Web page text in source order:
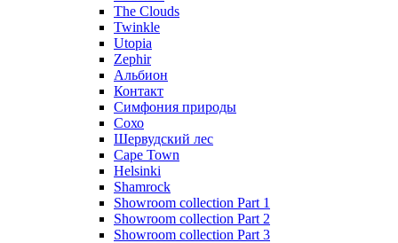
The Clouds
Twinkle
Utopia
Zephir
Альбион
Контакт
Симфония природы
Сохо
Шервудский лес
Cape Town
Helsinki
Shamrock
Showroom collection Part 1
Showroom collection Part 2
Showroom collection Part 3